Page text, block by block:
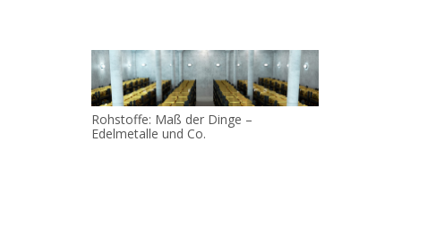
Rohstoffe: Maß der Dinge –
Edelmetalle und Co.